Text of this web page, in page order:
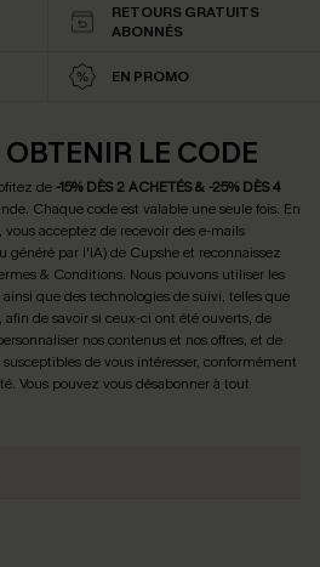
RETOURS GRATUITS
ABONNÉS
EN PROMO
LE CODE
de -15% DÈS 2 ACHETÉS & -25% DÈS 4
Chaque code est valable une seule fois. En
acceptez de recevoir des e-mails
par l'IA) de Cupshe et reconnaissez
& Conditions. Nous pouvons utiliser les
que des technologies de suivi, telles que
de savoir si ceux-ci ont été ouverts, de
nos contenus et nos offres, et de
de vous intéresser, conformément
. Vous pouvez vous désabonner à tout